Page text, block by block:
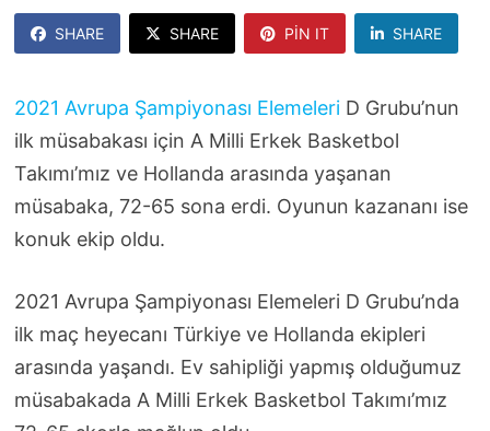
SHARE SHARE PIN IT SHARE
2021 Avrupa Şampiyonası ElemeleriD Grubu’nun
ilk müsabakası için A Milli Erkek Basketbol
Takımı’mız ve Hollanda arasında yaşanan
müsabaka, 72-65 sona erdi. Oyunun kazananı ise
konuk ekip oldu.
2021 Avrupa Şampiyonası Elemeleri D Grubu’nda
ilk maç heyecanı Türkiye ve Hollanda ekipleri
arasında yaşandı. Ev sahipliği yapmış olduğumuz
müsabakada A Milli Erkek Basketbol Takımı’mız